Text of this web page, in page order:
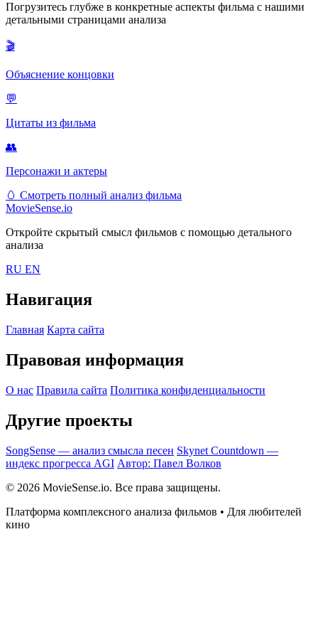
Погрузитесь глубже в конкретные аспекты фильма с нашими
детальными страницами анализа
🎬
Объяснение концовки
💬
Цитаты из фильма
👥
Персонажи и актеры
🥚 Смотреть полный анализ фильма
MovieSense.io
Откройте скрытый смысл фильмов с помощью детального
анализа
RU EN
Навигация
Главная Карта сайта
Правовая информация
О нас Правила сайта Политика конфиденциальности
Другие проекты
SongSense — анализ смысла песен Skynet Countdown —
индекс прогресса AGI Автор: Павел Волков
© 2026 MovieSense.io. Все права защищены.
Платформа комплексного анализа фильмов • Для любителей
кино